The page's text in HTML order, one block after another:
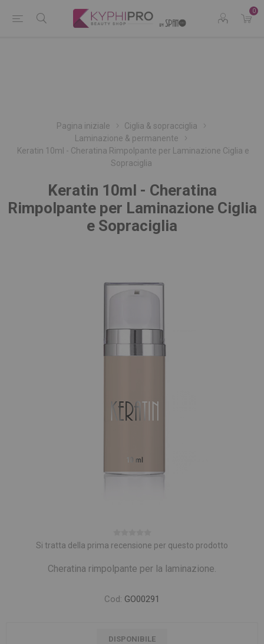
0
Pagina iniziale
Ciglia & sopracciglia
Laminazione & permanente
Keratin 10ml - Cheratina Rimpolpante per Laminazione Ciglia e
Sopraciglia
Keratin 10ml - Cheratina
Rimpolpante per Laminazione Ciglia
e Sopraciglia
Si tratta della prima recensione per questo prodotto
Cheratina rimpolpante per la laminazione.
Cod: GO00291
DISPONIBILE